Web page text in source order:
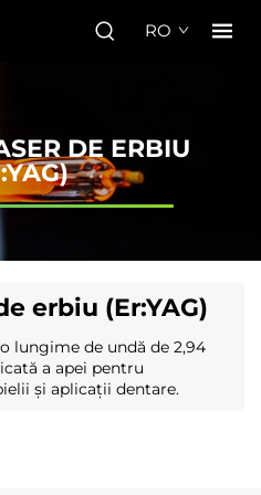
RO
DE ERBIU
erbiu (Er:YAG)
lungime de undă de 2,94
a apei pentru
și aplicații dentare.